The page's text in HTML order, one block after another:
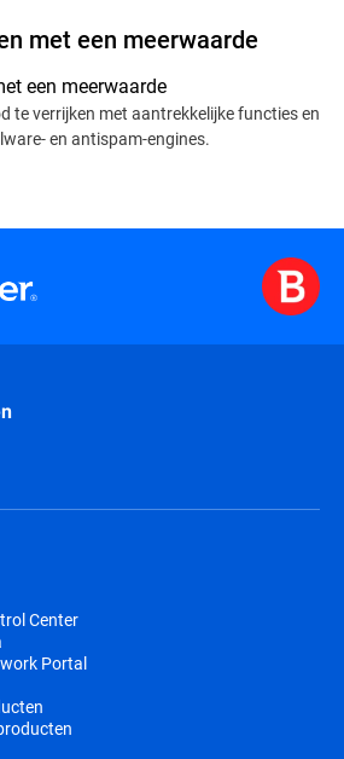
met een meerwaarde
een meerwaarde
te verrijken met aantrekkelijke functies en
en antispam-engines.
Center
Portal